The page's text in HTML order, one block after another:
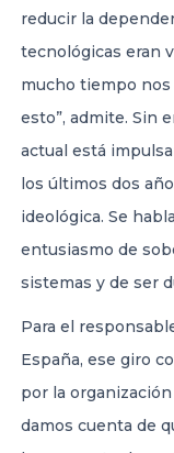
reducir la
tecnológicas eran
mucho tiempo
esto”, admite. Sin
actual está
los últimos dos
ideológica. Se
entusiasmo de
sistemas y de ser
Para el
España, ese giro
por la
damos cuenta de